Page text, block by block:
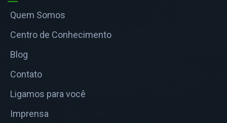
Quem Somos
Centro de Conhecimento
Blog
Contato
Ligamos para você
Imprensa